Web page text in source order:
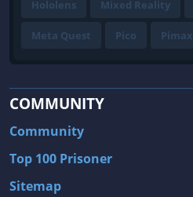
Hololens Mixed Reality
Meta Quest Pico Pimax
COMMUNITY
Community
Top 100 Prisoner
Sitemap